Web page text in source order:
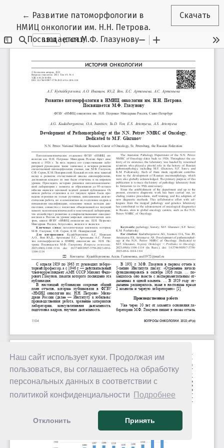
Наш сайт использует куки. Продолжая им
пользоваться, вы соглашаетесь на обработку
персональных данных в соответствии с
политикой конфиденциальности
Подробнее
Отклонить Принять
← Вернуться к Подробностям о статье
Развитие патоморфологии в
НМИЦ онкологии им. Н.Н. Петрова.
Посвящается М.Ф. Глазунову
Скачать